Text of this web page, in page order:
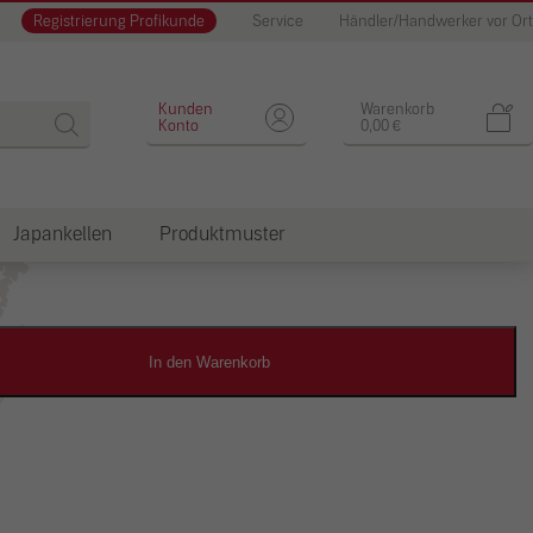
Registrierung Profikunde Service Händler/Handwerker vor Ort
Warenkorb
0,00 €
Kunden
Konto
Japankellen Produktmuster
Designputz
In den Warenkorb